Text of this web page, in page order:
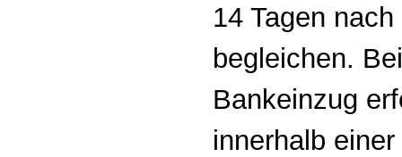
14 Tagen
begleichen.
Bankeinzug
innerhalb